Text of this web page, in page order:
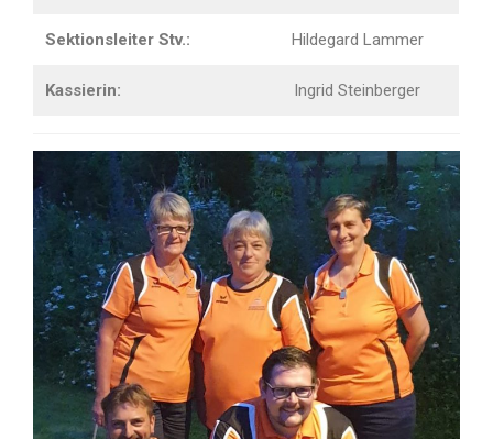
Sektionsleiter Stv.: Hildegard Lammer
Kassierin: Ingrid Steinberger